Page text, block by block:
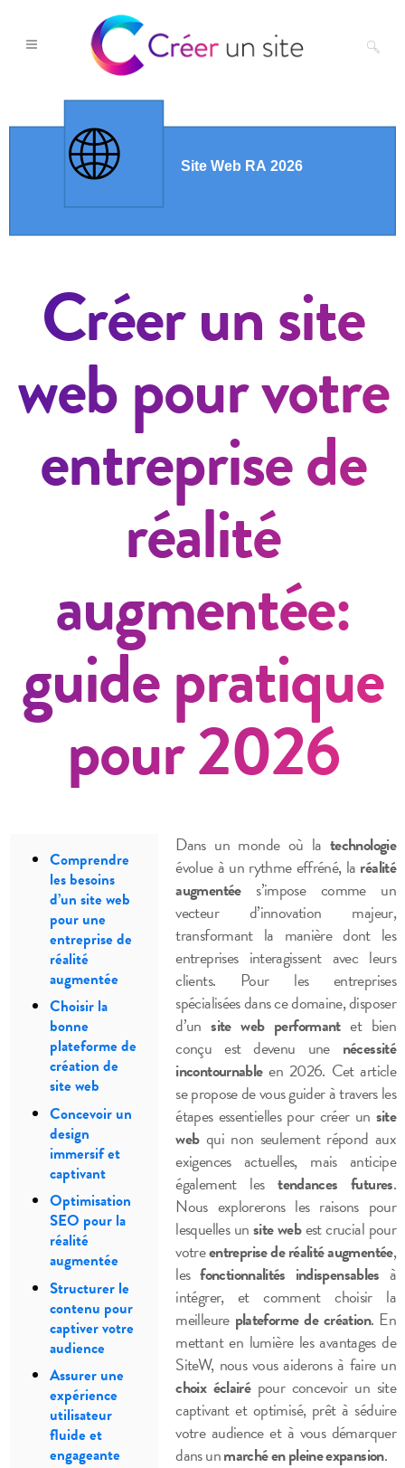
Créer un site
web pour votre
entreprise de
réalité
augmentée:
guide pratique
pour 2026
Comprendre
les besoins
d’un site web
pour une
entreprise de
réalité
augmentée
Choisir la
bonne
plateforme de
création de
site web
Concevoir un
design
immersif et
captivant
Optimisation
SEO pour la
réalité
augmentée
Structurer le
contenu pour
captiver votre
audience
Assurer une
expérience
utilisateur
fluide et
engageante
Dans un monde où latechnologie
évolue à un rythme effréné, la réalité
augmentées’impose comme un
vecteur d’innovation majeur,
transformant la manière dont les
entreprises interagissent avec leurs
clients. Pour les entreprises
spécialisées dans ce domaine, disposer
d’unsite web performantet bien
conçu est devenu une nécessité
incontournableen 2026. Cet article
se propose de vous guider à travers les
étapes essentielles pour créer un site
webqui non seulement répond aux
exigences actuelles, mais anticipe
également lestendances futures.
Nous explorerons les raisons pour
lesquelles unsite webest crucial pour
votreentreprise de réalité augmentée,
lesfonctionnalités indispensables à
intégrer, et comment choisir la
meilleure plateforme de création. En
mettant en lumière les avantages de
SiteW, nous vous aiderons à faire un
choix éclairépour concevoir un site
captivant et optimisé, prêt à séduire
votre audience et à vous démarquer
dans unmarché en pleine expansion.